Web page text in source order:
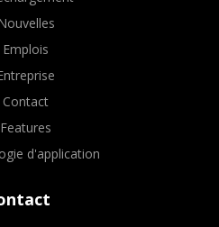
Emplois
Contact
Features
d'application